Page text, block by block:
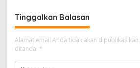
Tinggalkan Balasan
Alamat email Anda tidak akan dipublikasikan.
ditandai *